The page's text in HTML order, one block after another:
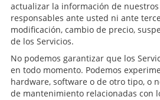
actualizar la información de nuestros
responsables ante usted ni ante
modificación, cambio de precio,
de los Servicios.
No podemos garantizar que los
en todo momento. Podemos
hardware, software o de otro tipo, o
de mantenimiento relacionadas con